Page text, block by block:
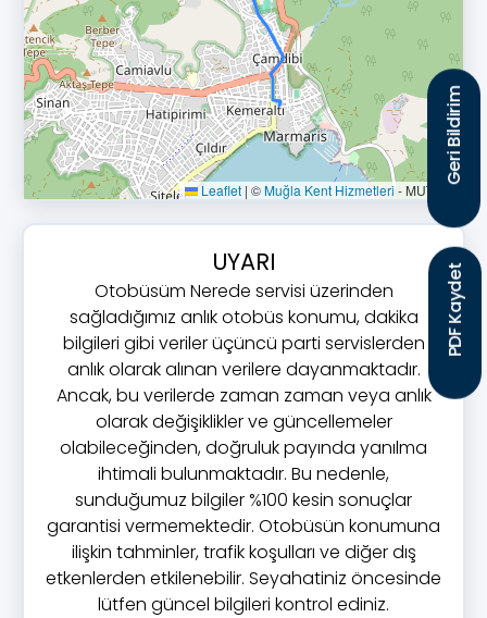
Leaflet | ©Muğla Kent Hizmetleri- MUTTAŞ
UYARI
Otobüsüm Nerede servisi üzerinden
sağladığımız anlık otobüs konumu, dakika
bilgileri gibi veriler üçüncü parti servislerden
anlık olarak alınan verilere dayanmaktadır.
Ancak, bu verilerde zaman zaman veya anlık
olarak değişiklikler ve güncellemeler
olabileceğinden, doğruluk payında yanılma
ihtimali bulunmaktadır. Bu nedenle,
sunduğumuz bilgiler %100 kesin sonuçlar
garantisi vermemektedir. Otobüsün konumuna
ilişkin tahminler, trafik koşulları ve diğer dış
etkenlerden etkilenebilir. Seyahatiniz öncesinde
lütfen güncel bilgileri kontrol ediniz.
Geri Bildirim
PDF Kaydet